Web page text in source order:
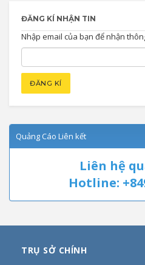
ĐĂNG KÍ NHẬN TIN
Nhập email của bạn để nhận
Quảng Cáo Liên kết
Liên hệ
Hotline:
TRỤ SỞ CHÍNH